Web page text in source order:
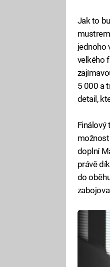
Jak to
jednoho
velkého
5 000 a
detail,
Finálový
doplní
právě
do